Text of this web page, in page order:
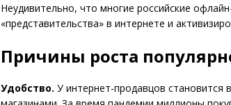
Неудивительно, что многие российские
«представительства» в интернете и
Причины роста
Удобство. У интернет-продавцов